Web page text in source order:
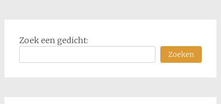
Zoek een gedicht:
Zoeken